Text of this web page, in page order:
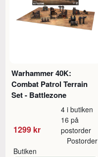
Warhammer 40K:
Combat Patrol Terrain
Set - Battlezone
1299 kr
4 i butiken
16 på
postorder
Butiken
Postorder